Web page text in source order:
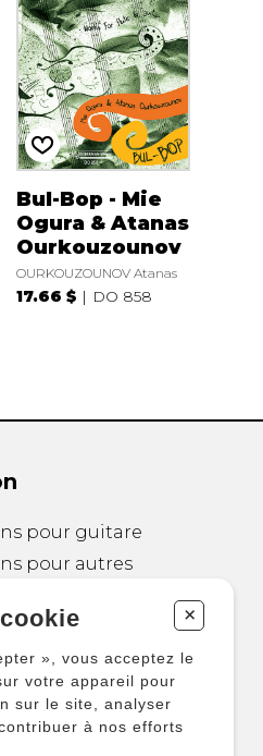
Bul-Bop - Mie
Ogura & Atanas
Ourkouzounov
OURKOUZOUNOV Atanas
17.66 $ DO 858
pour guitare
pour autres
pour
+
», vous acceptez le
votre appareil pour
sur le site, analyser
à nos efforts